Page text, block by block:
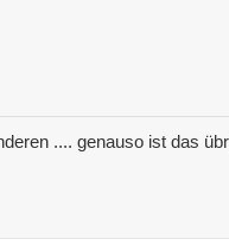
.... genauso ist das